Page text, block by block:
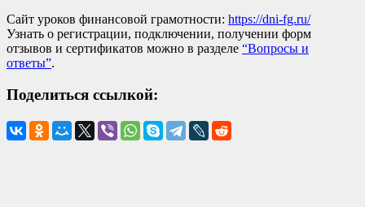
Сайт уроков финансовой грамотности: https://dni-fg.ru/
Узнать о регистрации, подключении, получении форм
отзывов и сертификатов можно в разделе “Вопросы и
ответы”.
Поделиться ссылкой: